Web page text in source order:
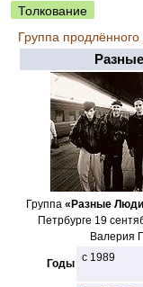
Толкование
Группа
Группа «Разные
Петрбурге 19
Валерия
Годы с 1989